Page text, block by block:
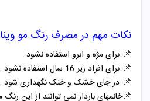
نکات مهم در مصرف رنگ مو وینا
📌 برای مژه و ابرو استفاده نشود.
📌 برای افراد زیر 16 سال استفاده نشود.
📌 در جای خشک و خنک نگهداری شود.
📌خانمهای باردار نمی توانند از این رنگ